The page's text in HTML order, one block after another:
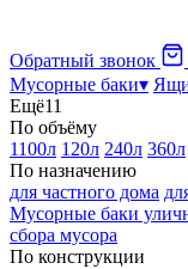
Обратный звонок
Мусорные баки▾
Ещё11
По объёму
1100л 120л 240л 360л
По назначению
для частного дома
Мусорные баки
сбора мусора
По конструкции